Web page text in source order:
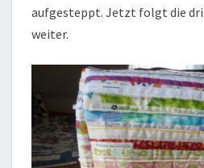
aufgesteppt. Jetzt folgt die
weiter.